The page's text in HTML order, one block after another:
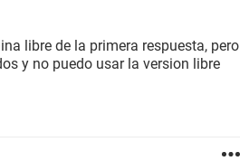
libre de la primera respuesta, pero
y no puedo usar la version libre